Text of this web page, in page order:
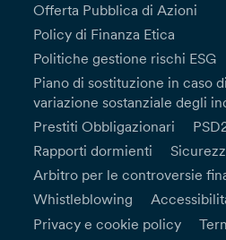
Offerta Pubblica di Azioni
Policy di Finanza Etica
Politiche gestione rischi ESG
Piano di sostituzione in caso
variazione sostanziale degli
Prestiti Obbligazionari
Rapporti dormienti
Arbitro per le controversie
Whistleblowing
Privacy e cookie policy